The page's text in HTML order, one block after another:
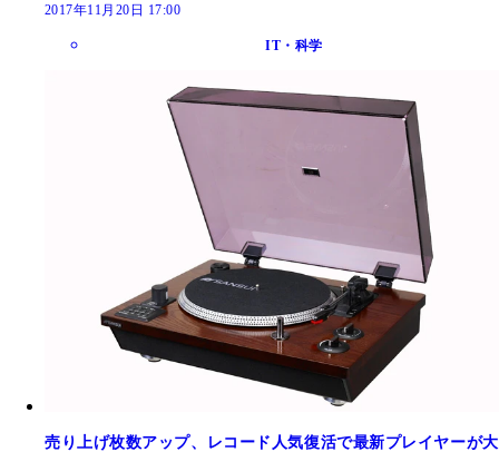
2017年11月20日 17:00
IT・科学
売り上げ枚数アップ、レコード人気復活で最新プレイヤーが大